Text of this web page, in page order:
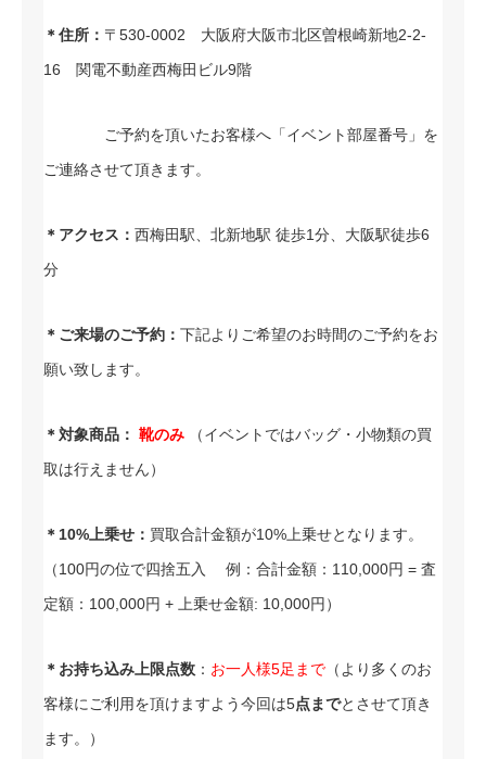
＊住所： 〒530-0002 大阪府大阪市北区曽根崎新地2-2-
16 関電不動産西梅田ビル9階
ご予約を頂いたお客様へ「イベント部屋番号」を
ご連絡させて頂きます。
＊アクセス： 西梅田駅、北新地駅 徒歩1分、大阪駅徒歩6
分
＊ご来場のご予約： 下記よりご希望のお時間のご予約をお
願い致します。
＊対象商品： 靴のみ （イベントではバッグ・小物類の買
取は行えません）
＊10%上乗せ： 買取合計金額が10%上乗せとなります。
（100円の位で四捨五入 例：合計金額：110,000円 = 査
定額：100,000円 + 上乗せ金額: 10,000円）
＊お持ち込み上限点数 ： お一人様5足まで （より多くのお
客様にご利用を頂けますよう今回は5点までとさせて頂き
ます。）